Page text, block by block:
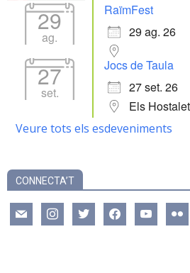
29
ag.
RaïmFest
29 ag. 26
27
set.
Jocs de Taula
27 set. 26
Els
Veure tots els esdeveniments
CONNECTA’T
mail instagramtwitter facebookyoutube flickr